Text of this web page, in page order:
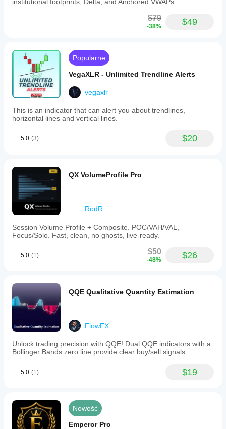
$79
-38% $49
Popularne
VegaXLR - Unlimited Trendline Alerts
vegaxlr
This is an indicator that can alert you about trendlines,
horizontal lines and vertical lines.
5.0 (3) $20
QX VolumeProfile Pro
RodR
Session Volume Profile + Composite. POC/VAH/VAL,
Focus/Solo. Fast, clean, no ghosts, live-ready.
5.0 (1) $50
-48% $26
QQE Qualitative Quantity Estimation
FlowFX
Unlock trading precision with QQE! Dual QQE indicators with a
Bollinger Bands zero line provide clear buy/sell signals.
5.0 (1) $19
Nowość
Emperor Pro